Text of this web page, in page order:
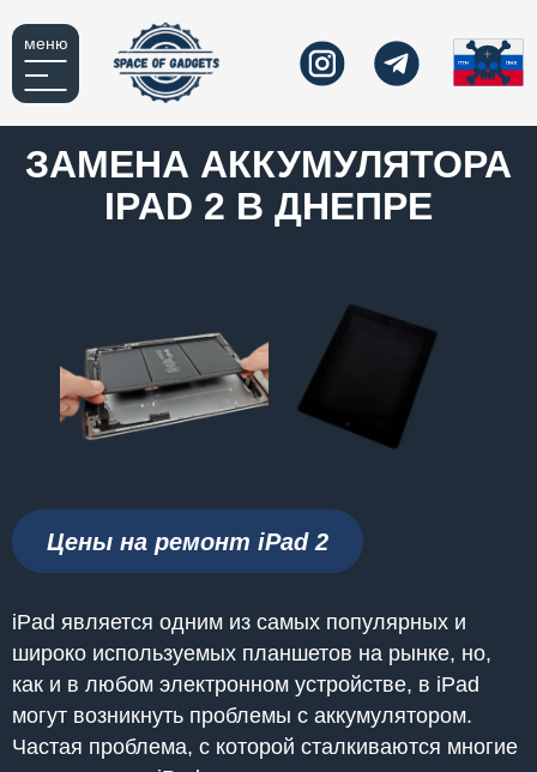
меню
ЗАМЕНА АККУМУЛЯТОРА
IPAD 2 В ДНЕПРЕ
Цены на ремонт iPad 2
iPad является одним из самых популярных и
широко используемых планшетов на рынке, но,
как и в любом электронном устройстве, в iPad
могут возникнуть проблемы с аккумулятором.
Частая проблема, с которой сталкиваются многие